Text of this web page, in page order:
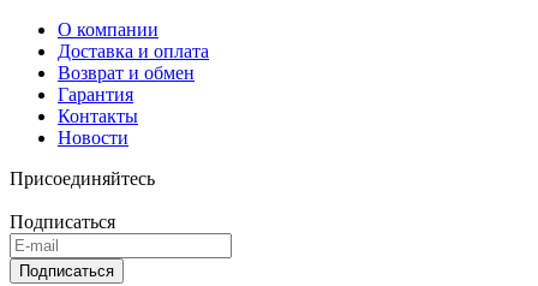
О компании
Доставка и оплата
Возврат и обмен
Гарантия
Контакты
Новости
Присоединяйтесь
Подписаться